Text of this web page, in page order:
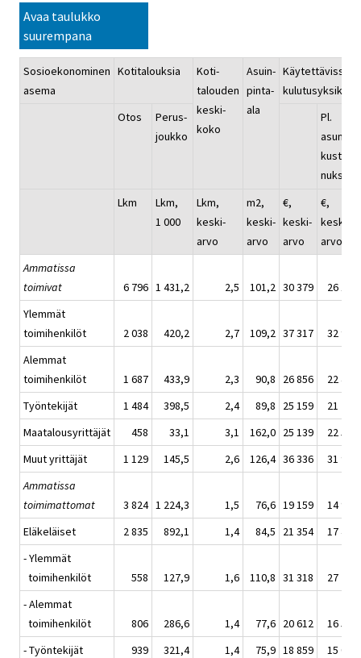
Avaa taulukko
suurempana
Sosioekonominen
asema
Kotitalouksia
Koti-
talouden
keski-
koko
Asuin-
pinta-
ala
Käytettävissä
Otos
Perus-
joukko
Pl.
asumis-
kustan-
nukset
Lkm
Lkm,
1 000
Lkm,
keski-
arvo
m2,
keski-
arvo
€,
keski-
arvo
€,
keski-
arvo
Ammatissa
toimivat
6 796 1 431,2 2,5 101,2 30 379
26 157
Ylemmät
toimihenkilöt
2 038 420,2 2,7 109,2 37 317
32 903
Alemmat
toimihenkilöt
1 687 433,9 2,3 90,8 26 856
22 478
Työntekijät
1 484 398,5 2,4 89,8 25 159
21 219
Maatalousyrittäjät
458 33,1 3,1 162,0 25 139
22 592
Muut yrittäjät
1 129 145,5 2,6 126,4 36 336
31 987
Ammatissa
toimimattomat
3 824 1 224,3 1,5 76,6 19 159
14 950
Eläkeläiset
2 835 892,1 1,4 84,5 21 354
17 446
- Ylemmät
toimihenkilöt
558 127,9 1,6 110,8 31 318
27 205
- Alemmat
toimihenkilöt
806 286,6 1,4 77,6 20 612
16 574
- Työntekijät
939 321,4 1,4 75,9 18 859 15 017